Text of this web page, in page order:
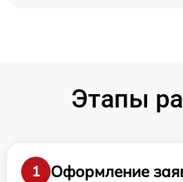
Этапы
1
Оформление